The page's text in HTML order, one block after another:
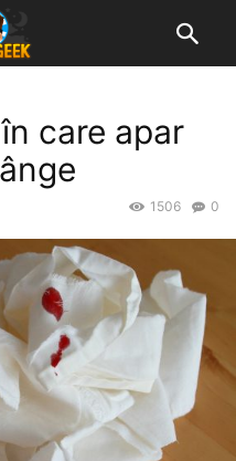
care apar
0
1506